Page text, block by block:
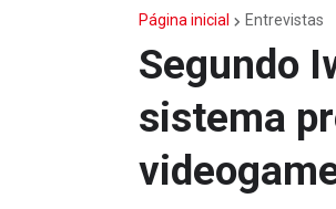
Página inicial Entrevistas
Segundo
sistema